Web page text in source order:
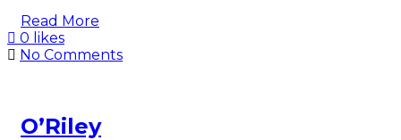
Read More
0 likes
No Comments
O’Riley